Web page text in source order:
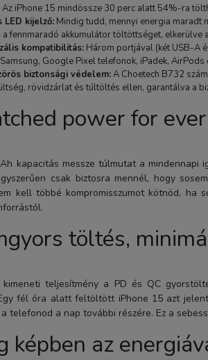
Az iPhone 15 mindössze 30 perc alatt 54%-ra
LED kijelző: Mindig tudd, mennyi energia maradt
a fennmaradó akkumulátor töltöttséget, elkerülve
kompatibilitás: Három portjával (két USB-A
Google Pixel telefonok, iPadek, AirPods
biztonsági védelem:A Choetech B732
rövidzárlat és túltöltés ellen, garantálva a
power for
kapacitás messze túlmutat a mindennapi
csak biztosra mennél, hogy
kell többé kompromisszumot kötnöd, ha
töltés,
teljesítmény a PD és QC
fél óra alatt feltöltött iPhone 15 azt
telefonod a nap további részére. Ez a
képben az